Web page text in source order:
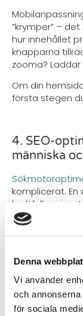
Denna
Vi använder
och
för sociala
”krymper” –
hur innehållet
knapparna
zooma?
Om din
första stegen
4. SEO-
människa
komplicerat.
kraftfulla –
tydliga
människor att
inkludera
konstlat. Det
H1 som
Tänk så här: